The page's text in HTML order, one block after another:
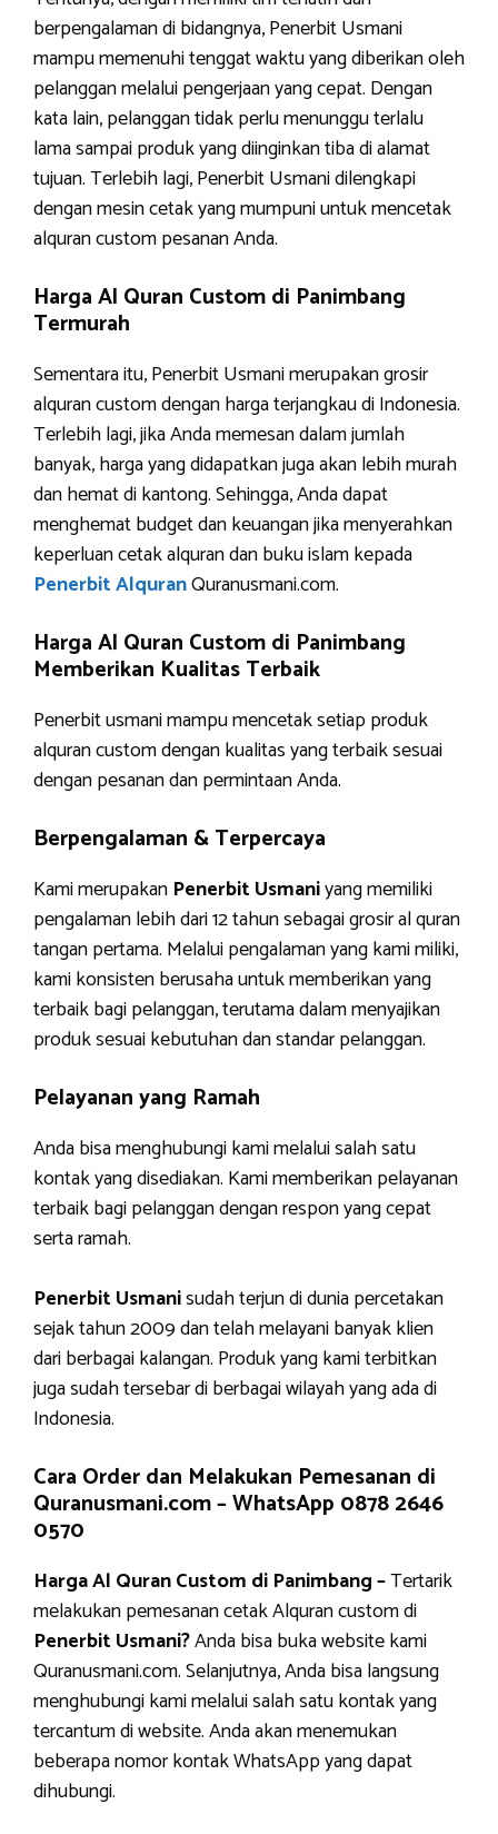
berpengalaman di bidangnya, Penerbit Usmani
mampu memenuhi tenggat waktu yang diberikan oleh
pelanggan melalui pengerjaan yang cepat. Dengan
kata lain, pelanggan tidak perlu menunggu terlalu
lama sampai produk yang diinginkan tiba di alamat
tujuan. Terlebih lagi, Penerbit Usmani dilengkapi
dengan mesin cetak yang mumpuni untuk mencetak
alquran custom pesanan Anda.
Harga Al Quran Custom di Panimbang
Termurah
Sementara itu, Penerbit Usmani merupakan grosir
alquran custom dengan harga terjangkau di Indonesia.
Terlebih lagi, jika Anda memesan dalam jumlah
banyak, harga yang didapatkan juga akan lebih murah
dan hemat di kantong. Sehingga, Anda dapat
menghemat budget dan keuangan jika menyerahkan
keperluan cetak alquran dan buku islam kepada
Penerbit AlquranQuranusmani.com.
Harga Al Quran Custom di Panimbang
Memberikan Kualitas Terbaik
Penerbit usmani mampu mencetak setiap produk
alquran custom dengan kualitas yang terbaik sesuai
dengan pesanan dan permintaan Anda.
Berpengalaman & Terpercaya
Kami merupakan Penerbit Usmaniyang memiliki
pengalaman lebih dari 12 tahun sebagai grosir al quran
tangan pertama. Melalui pengalaman yang kami miliki,
kami konsisten berusaha untuk memberikan yang
terbaik bagi pelanggan, terutama dalam menyajikan
produk sesuai kebutuhan dan standar pelanggan.
Pelayanan yang Ramah
Anda bisa menghubungi kami melalui salah satu
kontak yang disediakan. Kami memberikan pelayanan
terbaik bagi pelanggan dengan respon yang cepat
serta ramah.
Penerbit Usmanisudah terjun di dunia percetakan
sejak tahun 2009 dan telah melayani banyak klien
dari berbagai kalangan. Produk yang kami terbitkan
juga sudah tersebar di berbagai wilayah yang ada di
Indonesia.
Cara Order dan Melakukan Pemesanan di
Quranusmani.com –WhatsApp 0878 2646
0570
Harga Al Quran Custom di Panimbang –Tertarik
melakukan pemesanan cetak Alquran custom di
Penerbit Usmani?Anda bisa buka website kami
Quranusmani.com. Selanjutnya, Anda bisa langsung
menghubungi kami melalui salah satu kontak yang
tercantum di website. Anda akan menemukan
beberapa nomor kontak WhatsApp yang dapat
dihubungi.